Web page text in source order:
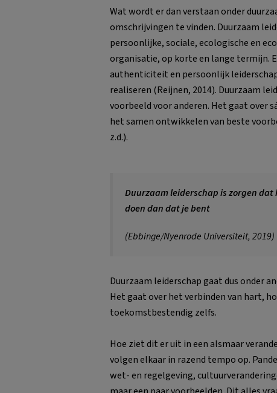
Wat wordt er dan verstaan onder
omschrijvingen te vinden. Duurzaam
persoonlijke, sociale, ecologische en
organisatie, op korte en lange termijn.
authenticiteit en persoonlijk
realiseren (Reijnen, 2014). Duurzaam
voorbeeld voor anderen. Het gaat over
het samen ontwikkelen van beste
z.d.).
Duurzaam leiderschap is zorgen
doen dan dat je bent
(Ebbinge/Nyenrode Universiteit, 2019)
Duurzaam leiderschap gaat dus onder
Het gaat over het verbinden van hart,
toekomstbestendig zelfs.
Hoe ziet dit er uit in een alsmaar
volgen elkaar in razend tempo op.
wet- en regelgeving,